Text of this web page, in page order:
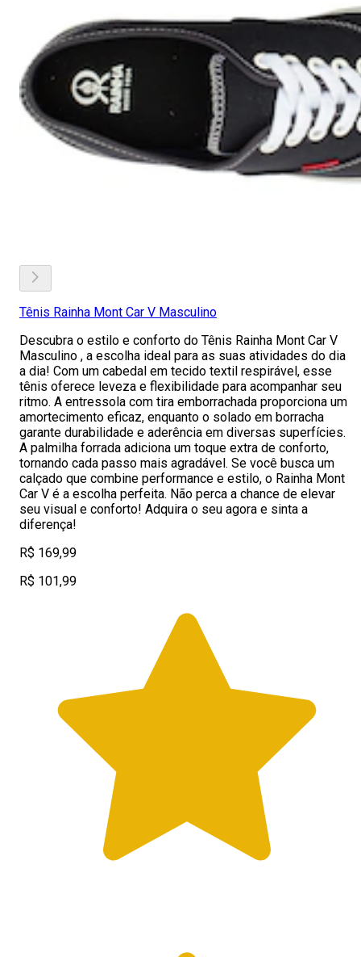
Tênis Rainha Mont Car V Masculino
Descubra o estilo e conforto do Tênis Rainha Mont Car V
Masculino , a escolha ideal para as suas atividades do dia
a dia! Com um cabedal em tecido textil respirável, esse
tênis oferece leveza e flexibilidade para acompanhar seu
ritmo. A entressola com tira emborrachada proporciona um
amortecimento eficaz, enquanto o solado em borracha
garante durabilidade e aderência em diversas superfícies.
A palmilha forrada adiciona um toque extra de conforto,
tornando cada passo mais agradável. Se você busca um
calçado que combine performance e estilo, o Rainha Mont
Car V é a escolha perfeita. Não perca a chance de elevar
seu visual e conforto! Adquira o seu agora e sinta a
diferença!
R$ 169,99
R$ 101,99